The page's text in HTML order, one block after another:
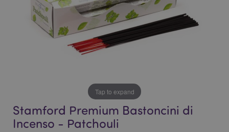
Tap to expand
Stamford Premium Bastoncini di
Incenso - Patchouli